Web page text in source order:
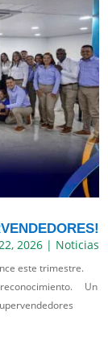
2026| Noticias
este trimestre.
reconocimiento. Un